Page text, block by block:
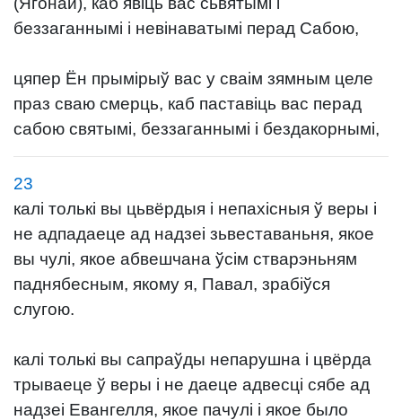
беззаганнымі і невінаватымі перад Сабою,
цяпер Ён прымірыў вас у сваім зямным целе
праз сваю смерць, каб паставіць вас перад
сабою святымі, беззаганнымі і бездакорнымі,
23
калі толькі вы цьвёрдыя і непахісныя ў веры і
не адпадаеце ад надзеі зьвеставаньня, якое
вы чулі, якое абвешчана ўсім стварэньням
паднябесным, якому я, Павал, зрабіўся
слугою.
калі толькі вы сапраўды непарушна і цвёрда
трываеце ў веры і не даеце адвесці сябе ад
надзеі Евангелля, якое пачулі і якое было